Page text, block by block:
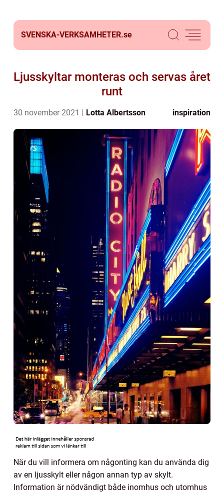
SVENSKA-VERKSAMHETER.se
Ljusskyltar monteras och servas året
runt
30 november 2021 Lotta Albertsson inspiration
När du vill informera om någonting kan du använda dig
av en ljusskylt eller någon annan typ av skylt.
Information är nödvändigt både inomhus och utomhus